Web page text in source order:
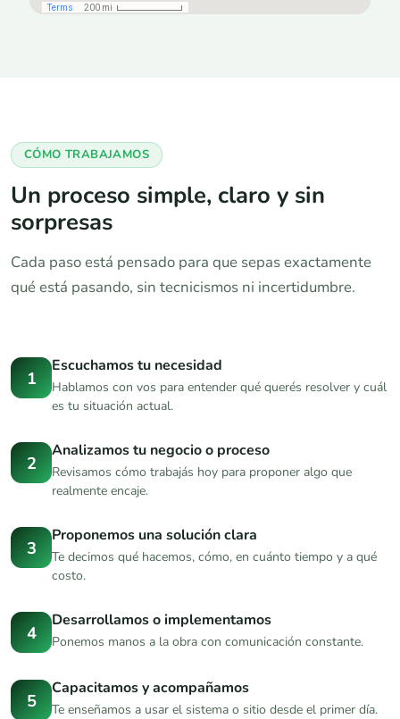
CÓMO TRABAJAMOS
Un proceso simple, claro y sin
sorpresas
Cada paso está pensado para que sepas exactamente
qué está pasando, sin tecnicismos ni incertidumbre.
1
Escuchamos tu necesidad
Hablamos con vos para entender qué querés resolver y cuál
es tu situación actual.
2
Analizamos tu negocio o proceso
Revisamos cómo trabajás hoy para proponer algo que
realmente encaje.
3
Proponemos una solución clara
Te decimos qué hacemos, cómo, en cuánto tiempo y a qué
costo.
4
Desarrollamos o implementamos
Ponemos manos a la obra con comunicación constante.
5
Capacitamos y acompañamos
Te enseñamos a usar el sistema o sitio desde el primer día.